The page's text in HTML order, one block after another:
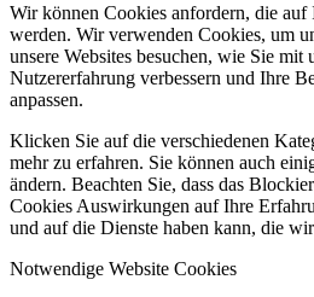
Wir können Cookies anfordern, die auf
werden. Wir verwenden Cookies, um
unsere Websites besuchen, wie Sie mit
Nutzererfahrung verbessern und Ihre
anpassen.
Klicken Sie auf die verschiedenen
mehr zu erfahren. Sie können auch
ändern. Beachten Sie, dass das
Cookies Auswirkungen auf Ihre
und auf die Dienste haben kann, die
Notwendige Website Cookies